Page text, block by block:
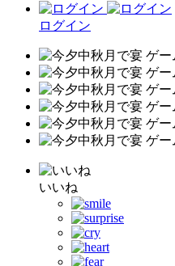
ログイン
いいね